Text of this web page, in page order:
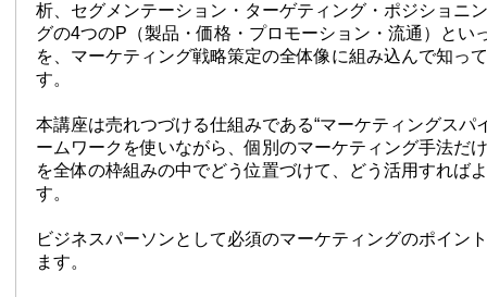
析、セグメンテーション・ターゲティング・ポジショニ
グの4つのP（製品・価格・プロモーション・流通）とい
を、マーケティング戦略策定の全体像に組み込んで知っ
す。
本講座は売れつづける仕組みである“マーケティングスパ
ームワークを使いながら、個別のマーケティング手法だ
を全体の枠組みの中でどう位置づけて、どう活用すれば
す。
ビジネスパーソンとして必須のマーケティングのポイン
ます。